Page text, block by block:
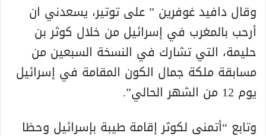
وقال دافيد غوفرين ” على توتير، يسعدني ان
أرحب بالمغرب في إسرائيل من خلال كوثر بن
حليمة، التي تشارك في النسخة السبعين من
مسابقة ملكة جمال الكون المقامة في إسرائيل
يوم 12 من الشهر الحالي”.
وتابع “أتمنى لكوثر إقامة طيبة بإسرائيل وحظا